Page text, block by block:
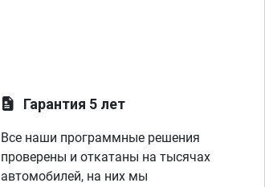
Гарантия 5 лет
Все наши программные решения
проверены и откатаны на тысячах
автомобилей, на них мы